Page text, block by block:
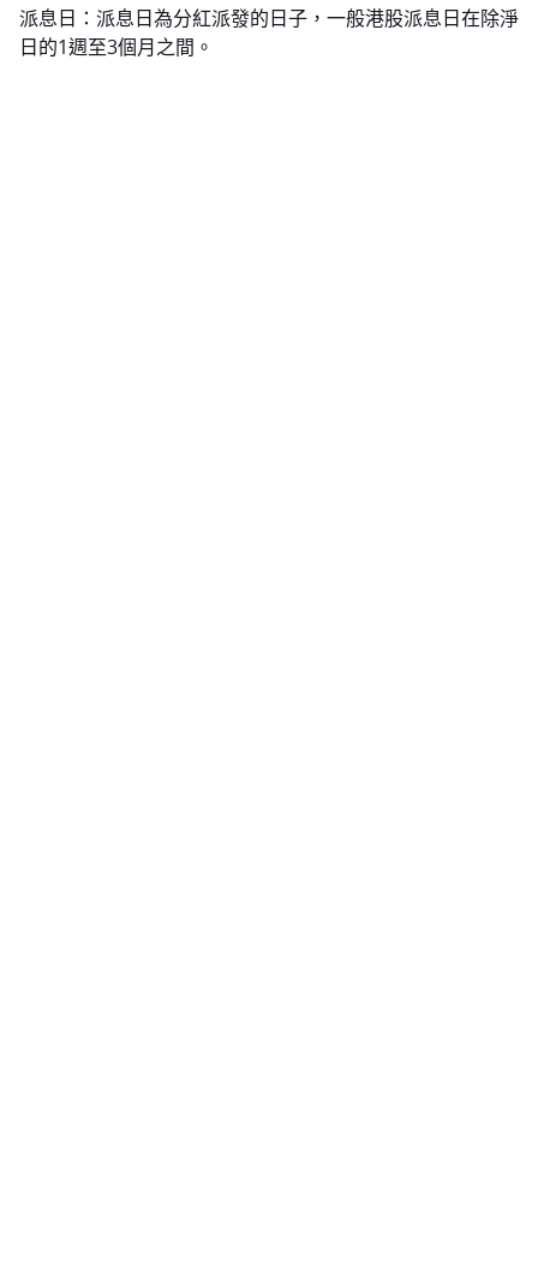
派息日：派息日為分紅派發的日子，一般港股派息日在除淨
日的1週至3個月之間。